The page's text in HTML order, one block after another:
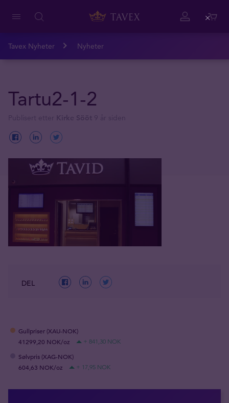
Tavex Nyheter Nyheter
Tartu2-1-2
DEL
Gullpriser (XAU-NOK)
41299,20 NOK/oz
+ 841,30 NOK
Sølvpris (XAG-NOK)
604,63 NOK/oz
+ 17,95 NOK
Close